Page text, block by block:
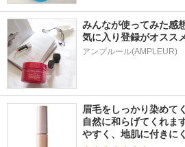
みんなが使ってみた感
気に入り登録がオスス
アンプルール(AMPLEUR)
眉毛をしっかり染めて
自然に和らげてくれま
やすく、地肌に付きに